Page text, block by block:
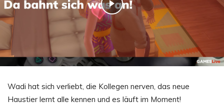
Wadi hat sich verliebt, die Kollegen nerven, das neue
Haustier lernt alle kennen und es läuft im Moment!